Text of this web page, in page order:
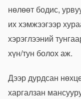
нөлөөт бодис,
их хэмжээгээр
хэрэглээний
хүн/тун болох аж.
Дээр дурдсан
харгалзан